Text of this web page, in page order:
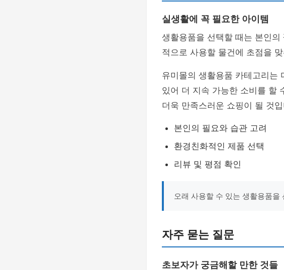
실생활에 꼭 필요한 아이템
생활용품을 선택할 때는 본인의
적으로 사용할 물건에 초점을
유미몰의 생활용품 카테고리는
있어 더 지속 가능한 소비를 할
더욱 만족스러운 쇼핑이 될 것
본인의 필요와 습관 고려
환경친화적인 제품 선택
리뷰 및 평점 확인
오래 사용할 수 있는 생활용품
자주 묻는 질문
초보자가 궁금해할 만한 것들